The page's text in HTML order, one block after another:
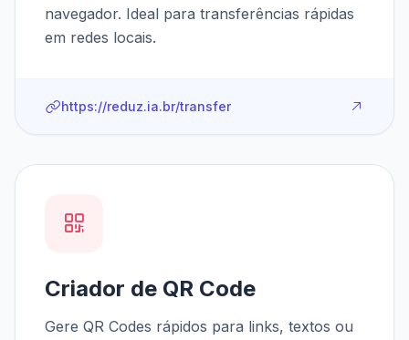
navegador. Ideal para transferências rápidas
em redes locais.
https://reduz.ia.br/transfer
Criador de QR Code
Gere QR Codes rápidos para links, textos ou